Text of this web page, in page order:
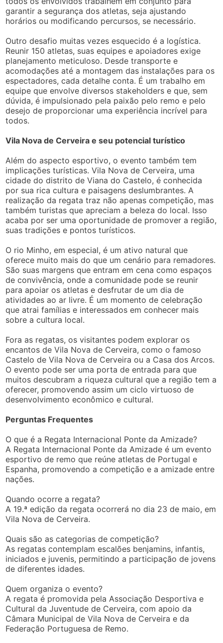
garantir a segurança dos atletas, seja ajustando
horários ou modificando percursos, se necessário.
Outro desafio muitas vezes esquecido é a logística.
Reunir 150 atletas, suas equipes e apoiadores exige
planejamento meticuloso. Desde transporte e
acomodações até a montagem das instalações para os
espectadores, cada detalhe conta. É um trabalho em
equipe que envolve diversos stakeholders e que, sem
dúvida, é impulsionado pela paixão pelo remo e pelo
desejo de proporcionar uma experiência incrível para
todos.
Vila Nova de Cerveira e seu potencial turístico
Além do aspecto esportivo, o evento também tem
implicações turísticas. Vila Nova de Cerveira, uma
cidade do distrito de Viana do Castelo, é conhecida
por sua rica cultura e paisagens deslumbrantes. A
realização da regata traz não apenas competição, mas
também turistas que apreciam a beleza do local. Isso
acaba por ser uma oportunidade de promover a região,
suas tradições e pontos turísticos.
O rio Minho, em especial, é um ativo natural que
oferece muito mais do que um cenário para remadores.
São suas margens que entram em cena como espaços
de convivência, onde a comunidade pode se reunir
para apoiar os atletas e desfrutar de um dia de
atividades ao ar livre. É um momento de celebração
que atrai famílias e interessados em conhecer mais
sobre a cultura local.
Fora as regatas, os visitantes podem explorar os
encantos de Vila Nova de Cerveira, como o famoso
Castelo de Vila Nova de Cerveira ou a Casa dos Arcos.
O evento pode ser uma porta de entrada para que
muitos descubram a riqueza cultural que a região tem a
oferecer, promovendo assim um ciclo virtuoso de
desenvolvimento econômico e cultural.
Perguntas Frequentes
O que é a Regata Internacional Ponte da Amizade?
A Regata Internacional Ponte da Amizade é um evento
esportivo de remo que reúne atletas de Portugal e
Espanha, promovendo a competição e a amizade entre
nações.
Quando ocorre a regata?
A 19.ª edição da regata ocorrerá no dia 23 de maio, em
Vila Nova de Cerveira.
Quais são as categorias de competição?
As regatas contemplam escalões benjamins, infantis,
iniciados e juvenis, permitindo a participação de jovens
de diferentes idades.
Quem organiza o evento?
A regata é promovida pela Associação Desportiva e
Cultural da Juventude de Cerveira, com apoio da
Câmara Municipal de Vila Nova de Cerveira e da
Federação Portuguesa de Remo.